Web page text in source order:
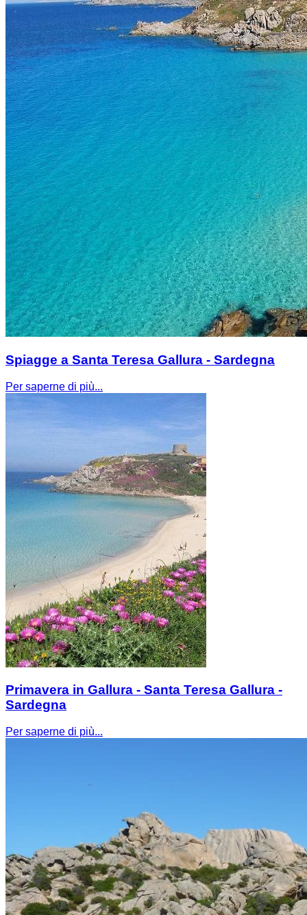
Spiagge a Santa Teresa Gallura - Sardegna
Per saperne di più...
Primavera in Gallura - Santa Teresa Gallura -
Sardegna
Per saperne di più...